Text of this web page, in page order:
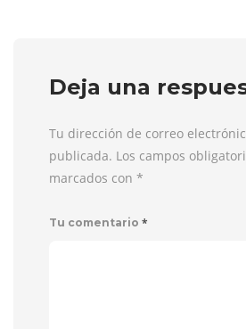
Deja una
Tu dirección de correo
publicada. Los campos
marcados con *
Tu comentario *